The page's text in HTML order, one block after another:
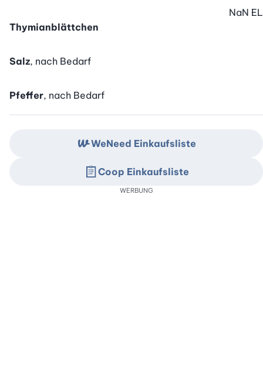
Thymianblättchen
NaN EL
Salz, nach Bedarf
Pfeffer, nach Bedarf
WeNeed Einkaufsliste
Coop Einkaufsliste
WERBUNG